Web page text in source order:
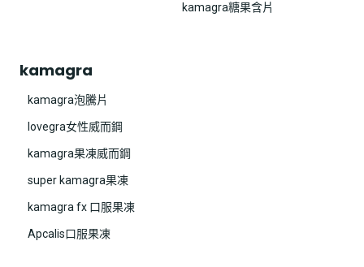
kamagra糖果含片
kamagra
kamagra泡騰片
lovegra女性威而鋼
kamagra果凍威而鋼
super kamagra果凍
kamagra fx 口服果凍
Apcalis口服果凍